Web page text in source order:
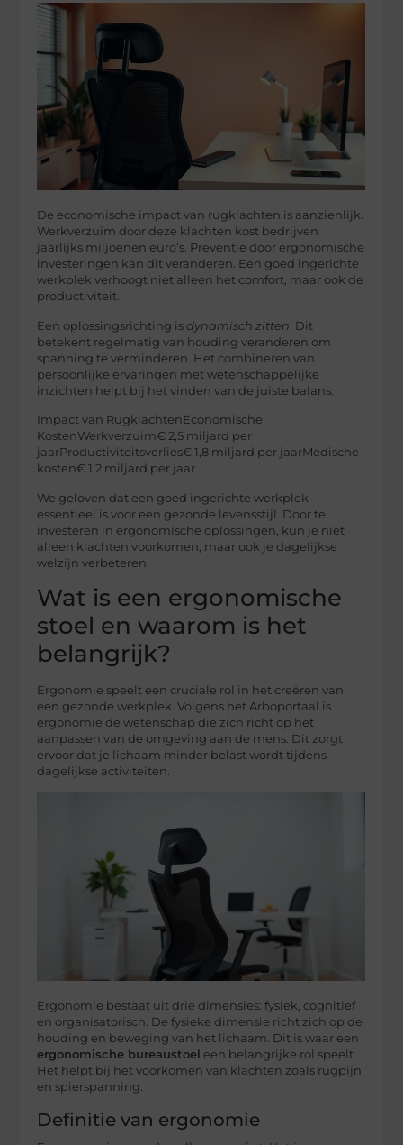
De economische impact van rugklachten is aanzienlijk.
Werkverzuim door deze klachten kost bedrijven
jaarlijks miljoenen euro’s. Preventie door ergonomische
investeringen kan dit veranderen. Een goed ingerichte
werkplek verhoogt niet alleen het comfort, maar ook de
productiviteit.
Een oplossingsrichting is dynamisch zitten . Dit
betekent regelmatig van houding veranderen om
spanning te verminderen. Het combineren van
persoonlijke ervaringen met wetenschappelijke
inzichten helpt bij het vinden van de juiste balans.
Impact van RugklachtenEconomische
KostenWerkverzuim€ 2,5 miljard per
jaarProductiviteitsverlies€ 1,8 miljard per jaarMedische
kosten€ 1,2 miljard per jaar
We geloven dat een goed ingerichte werkplek
essentieel is voor een gezonde levensstijl. Door te
investeren in ergonomische oplossingen, kun je niet
alleen klachten voorkomen, maar ook je dagelijkse
welzijn verbeteren.
Wat is een ergonomische
stoel en waarom is het
belangrijk?
Ergonomie speelt een cruciale rol in het creëren van
een gezonde werkplek. Volgens het Arboportaal is
ergonomie de wetenschap die zich richt op het
aanpassen van de omgeving aan de mens. Dit zorgt
ervoor dat je lichaam minder belast wordt tijdens
dagelijkse activiteiten.
Ergonomie bestaat uit drie dimensies: fysiek, cognitief
en organisatorisch. De fysieke dimensie richt zich op de
houding en beweging van het lichaam. Dit is waar een
ergonomische bureaustoel een belangrijke rol speelt.
Het helpt bij het voorkomen van klachten zoals rugpijn
en spierspanning.
Definitie van ergonomie